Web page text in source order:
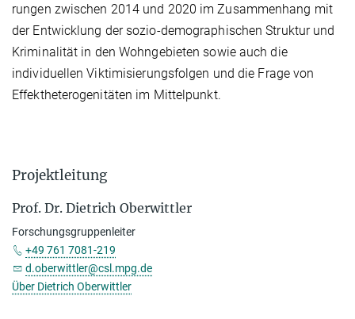
run­gen zwischen 2014 und 2020 im Zusammenhang mit
der Entwicklung der sozio-demogra­phi­schen Struktur und
Kriminalität in den Wohngebieten sowie auch die
individuellen Viktimisierungs­fol­gen und die Frage von
Effektheterogenitäten im Mittelpunkt.
Projektleitung
Prof. Dr. Dietrich Oberwittler
Forschungsgruppenleiter
+49 761 7081-219
d.oberwittler@csl.mpg.de
Über Dietrich Oberwittler